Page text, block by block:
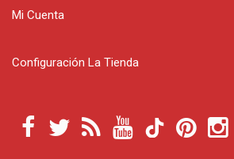
Mi Cuenta
Configuración La Tienda